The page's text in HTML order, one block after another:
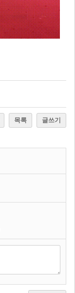
목록 글쓰기